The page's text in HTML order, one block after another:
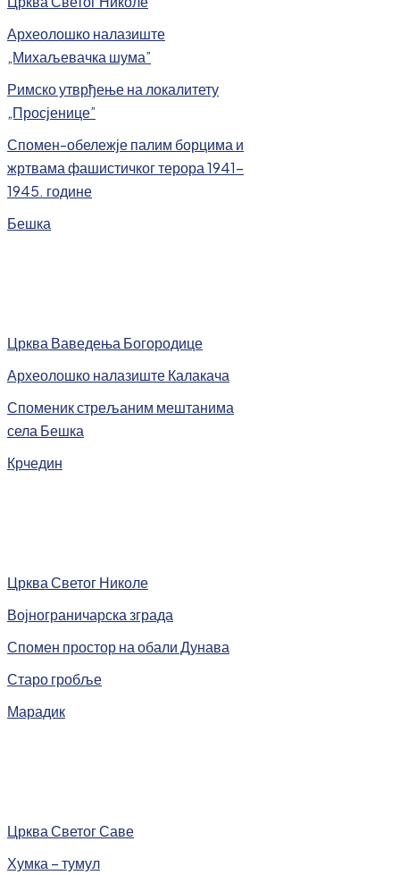
Археолошко налазиште
„Михаљевачка шума”
Римско утврђење на локалитету
„Просјенице”
Спомен-обележје палим борцима и
жртвама фашистичког терора 1941-
1945. године
Бешка
Црква Ваведења Богородице
Археолошко налазиште Калакача
Споменик стрељаним мештанима
села Бешка
Крчедин
Црква Светог Николе
Војнограничарска зграда
Спомен простор на обали Дунава
Старо гробље
Марадик
Црква Светог Саве
Хумка – тумул